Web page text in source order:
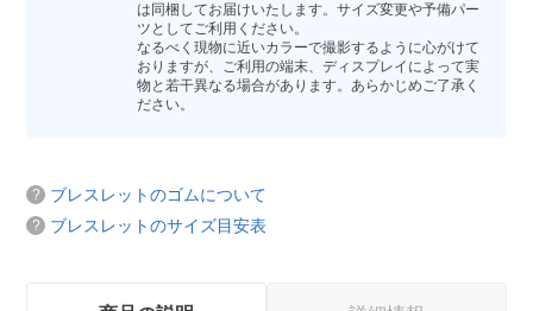
は同梱してお届けいたします。サイズ変更や予備パー
ツとしてご利用ください。
なるべく現物に近いカラーで撮影するように心がけて
おりますが、ご利用の端末、ディスプレイによって実
物と若干異なる場合があります。あらかじめご了承く
ださい。
ブレスレットのゴムについて
ブレスレットのサイズ目安表